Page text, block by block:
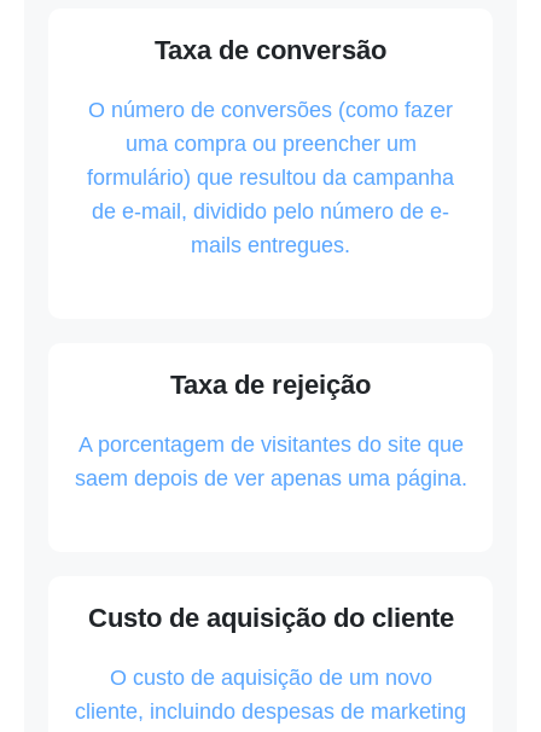
Taxa de conversão
O número de conversões (como fazer
uma compra ou preencher um
formulário) que resultou da campanha
de e-mail, dividido pelo número de e-
mails entregues.
Taxa de rejeição
A porcentagem de visitantes do site que
saem depois de ver apenas uma página.
Custo de aquisição do cliente
O custo de aquisição de um novo
cliente, incluindo despesas de marketing